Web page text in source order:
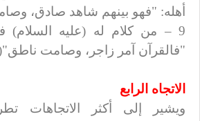
أهله: "فهو بينهم شاهد صادق،
9 – من كلام له (عليه
"فالقرآن آمر زاجر، وصامت
الاتجاه الرابع
ويشير إلى أكثر الاتجاهات